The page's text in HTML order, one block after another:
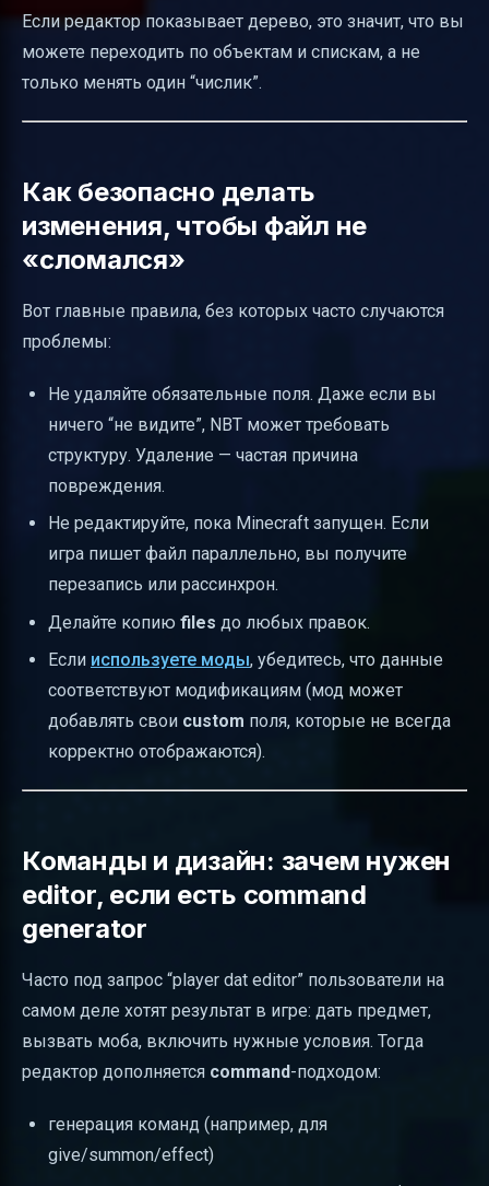
Если редактор показывает дерево, это значит, что вы
можете переходить по объектам и спискам, а не
только менять один “числик”.
Как безопасно делать
изменения, чтобы файл не
«сломался»
Вот главные правила, без которых часто случаются
проблемы:
Не удаляйте обязательные поля. Даже если вы
ничего “не видите”, NBT может требовать
структуру. Удаление — частая причина
повреждения.
Не редактируйте, пока Minecraft запущен. Если
игра пишет файл параллельно, вы получите
перезапись или рассинхрон.
Делайте копию files до любых правок.
Если используете моды, убедитесь, что данные
соответствуют модификациям (мод может
добавлять свои custom поля, которые не всегда
корректно отображаются).
Команды и дизайн: зачем нужен
editor, если есть command
generator
Часто под запрос “player dat editor” пользователи на
самом деле хотят результат в игре: дать предмет,
вызвать моба, включить нужные условия. Тогда
редактор дополняется command-подходом:
генерация команд (например, для
give/summon/effect)